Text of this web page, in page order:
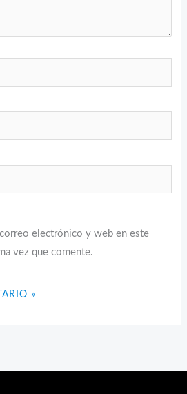
electrónico y web en este
vez que comente.